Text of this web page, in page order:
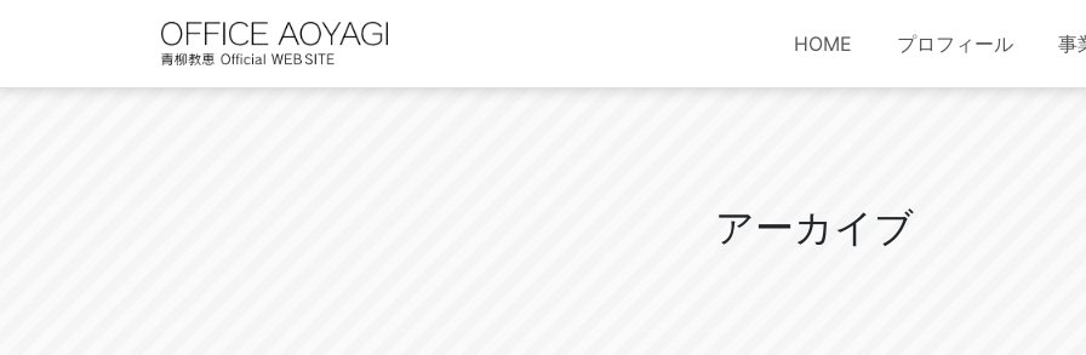
HOME プロフィール 事
アーカ イ ブ